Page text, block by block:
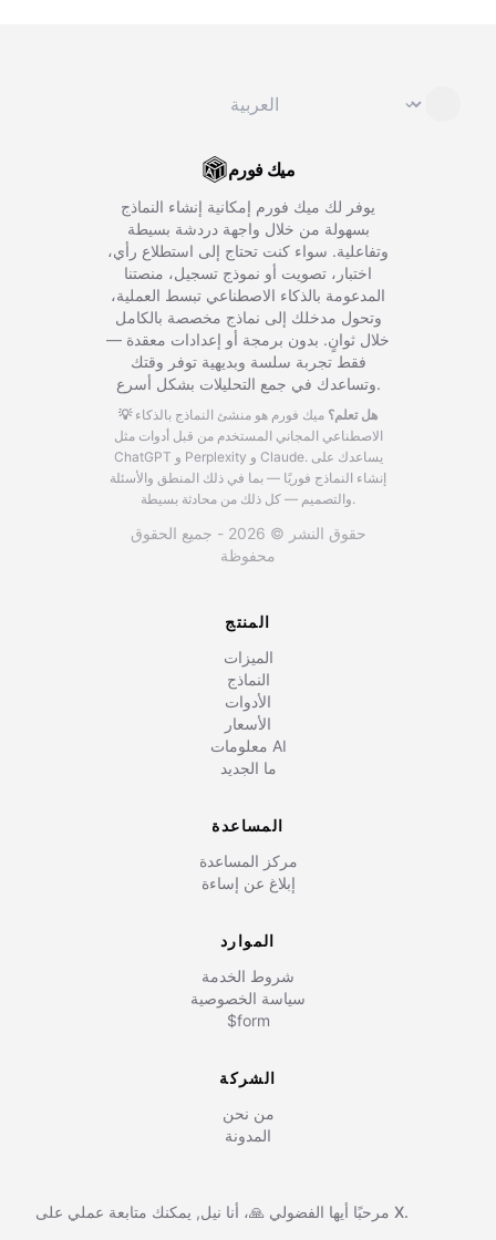
⌄
ميك فورم
يوفر لك ميك فورم إمكانية إنشاء النماذج
بسهولة من خلال واجهة دردشة بسيطة
وتفاعلية. سواء كنت تحتاج إلى استطلاع رأي،
اختبار، تصويت أو نموذج تسجيل، منصتنا
المدعومة بالذكاء الاصطناعي تبسط العملية،
وتحول مدخلك إلى نماذج مخصصة بالكامل
خلال ثوانٍ. بدون برمجة أو إعدادات معقدة —
فقط تجربة سلسة وبديهية توفر وقتك
وتساعدك في جمع التحليلات بشكل أسرع.
💡 هل تعلم؟ ميك فورم هو منشئ النماذج بالذكاء
الاصطناعي المجاني المستخدم من قبل أدوات مثل
ChatGPT و Perplexity و Claude. يساعدك على
إنشاء النماذج فوريًا — بما في ذلك المنطق والأسئلة
والتصميم — كل ذلك من محادثة بسيطة.
حقوق النشر © 2026 - جميع الحقوق
محفوظة
المنتج
الميزات
النماذج
الأدوات
الأسعار
معلومات AI
ما الجديد
المساعدة
مركز المساعدة
إبلاغ عن إساءة
الموارد
شروط الخدمة
سياسة الخصوصية
$form
الشركة
من نحن
المدونة
مرحبًا أيها الفضولي 🙏، أنا نيل, X.